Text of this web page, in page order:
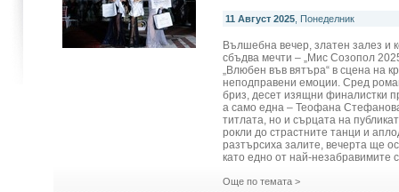
11 Август 2025 , Понеделник
Вълшебна вечер, златен залез и
сбъдва мечти – „Мис Созопол
„Влюбен във вятъра“ в сцена на
неподправени емоции. Сред
бриз, десет изящни финалистки
а само една – Теофана
титлата, но и сърцата на
рокли до страстните танци и
разтърсиха залите, вечерта ще
като едно от най-незабравимите
Още по темата >